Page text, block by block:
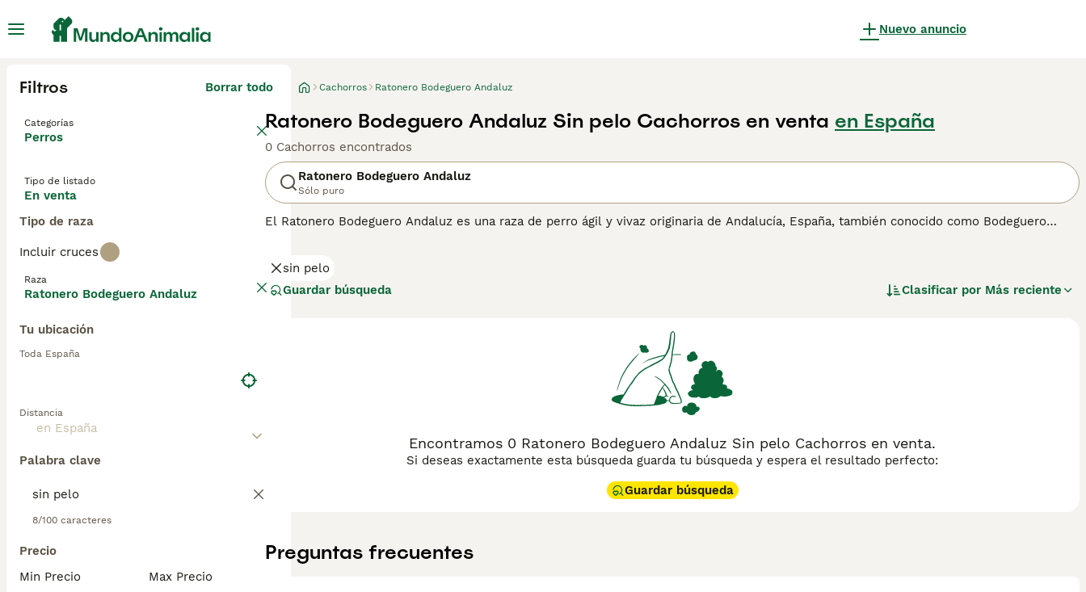
Nuevo anuncio
Filtros Borrar todo
Categorías
Perros
Tipo de listado
En venta
Tipo de raza
Incluir cruces
Raza
Ratonero Bodeguero Andaluz
Tu ubicación
Toda España
Distancia
Palabra clave
8/100 caracteres
Precio
Min Precio
Max Precio
Cachorros Ratonero Bodeguero Andaluz
Ratonero Bodeguero Andaluz Sin pelo Cachorros en venta en España
0 Cachorros encontrados
Ratonero Bodeguero Andaluz
Sólo puro
El Ratonero Bodeguero Andaluz es una raza de perro ágil y vivaz originaria de Andalucía, España, también conocido como Bodeguero
familias activas. A pesar de su instinto cazador, es cariñoso y leal, adaptándose bien tanto a la vida en el campo como en la ciudad,
siempre que reciba suficiente ejercicio y estimulación.
sin pelo
Guardar búsqueda
Clasificar por Más reciente
Encontramos 0 Ratonero Bodeguero Andaluz Sin pelo Cachorros en venta.
Si deseas exactamente esta búsqueda guarda tu búsqueda y espera el resultado perfecto:
Guardar búsqueda
Preguntas frecuentes